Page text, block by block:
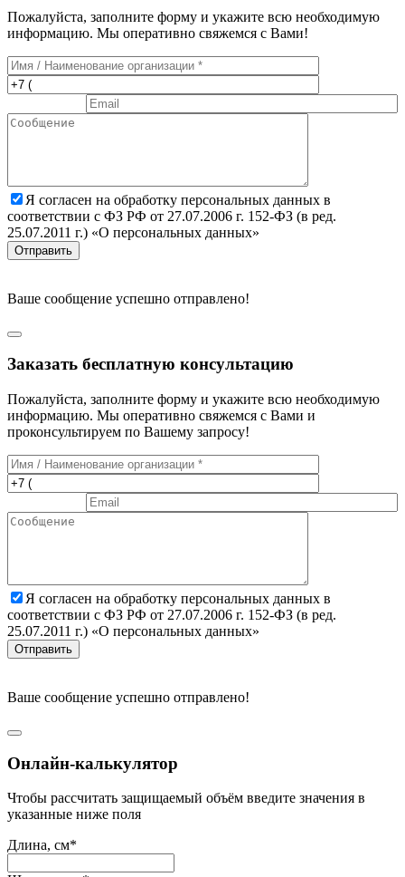
Пожалуйста, заполните форму и укажите всю необходимую
информацию. Мы оперативно свяжемся с Вами!
Я согласен на обработку персональных данных в
соответствии с ФЗ РФ от 27.07.2006 г. 152-ФЗ (в ред.
25.07.2011 г.) «О персональных данных»
Отправить
Ваше сообщение успешно отправлено!
Заказать бесплатную консультацию
Пожалуйста, заполните форму и укажите всю необходимую
информацию. Мы оперативно свяжемся с Вами и
проконсультируем по Вашему запросу!
Я согласен на обработку персональных данных в
соответствии с ФЗ РФ от 27.07.2006 г. 152-ФЗ (в ред.
25.07.2011 г.) «О персональных данных»
Отправить
Ваше сообщение успешно отправлено!
Онлайн-калькулятор
Чтобы рассчитать защищаемый объём введите значения в
указанные ниже поля
Длина, см*